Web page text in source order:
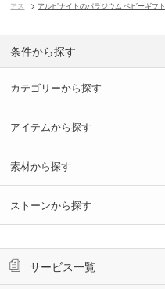
アス
アルピナイトのパラジウム ベビーギフ
条件から探す
カテゴリーから探す
アイテムから探す
素材から探す
ストーンから探す
サービス一覧